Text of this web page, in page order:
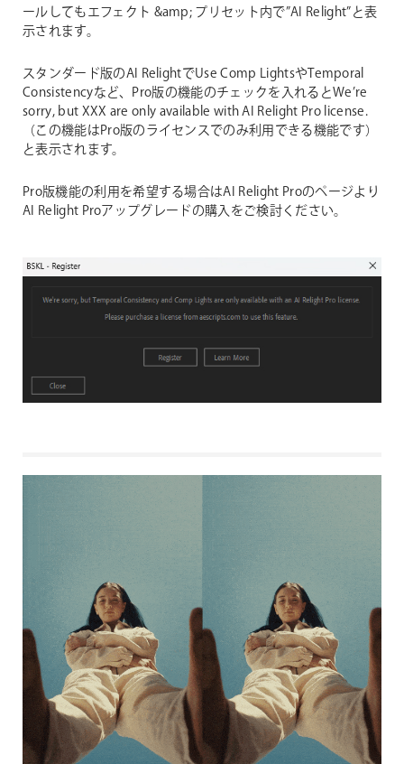
ールしてもエフェクト &amp; プリセット内で”AI Relight”と表
示されます。
スタンダード版のAI RelightでUse Comp LightsやTemporal
Consistencyなど、Pro版の機能のチェックを入れるとWe’re
sorry, but XXX are only available with AI Relight Pro license.
（この機能はPro版のライセンスでのみ利用できる機能です）
と表示されます。
Pro版機能の利用を希望する場合はAI Relight Proのページより
AI Relight Proアップグレードの購入をご検討ください。